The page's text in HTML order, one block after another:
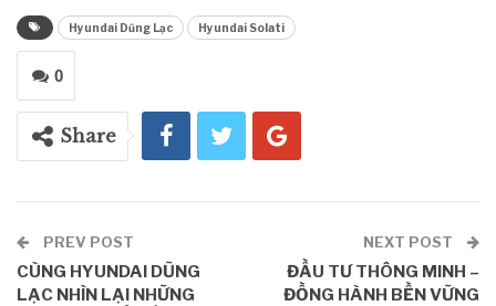
Hyundai Dũng Lạc Hyundai Solati
0
Share
PREV POST
CÙNG HYUNDAI DŨNG
LẠC NHÌN LẠI NHỮNG
NEXT POST
ĐẦU TƯ THÔNG MINH –
ĐỒNG HÀNH BỀN VỮNG